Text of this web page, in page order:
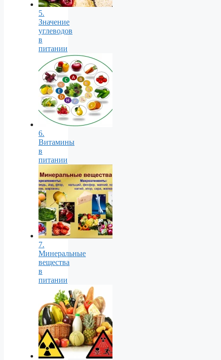
5.
Значение
углеводов
в
питании
6.
Витамины
в
питании
7.
Минеральные
вещества
в
питании